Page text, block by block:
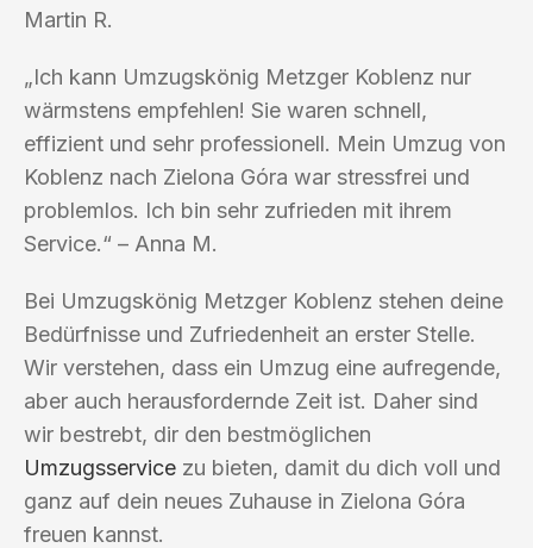
Martin R.
„Ich kann Umzugskönig Metzger Koblenz nur
wärmstens empfehlen! Sie waren schnell,
effizient und sehr professionell. Mein Umzug von
Koblenz nach Zielona Góra war stressfrei und
problemlos. Ich bin sehr zufrieden mit ihrem
Service.“ – Anna M.
Bei Umzugskönig Metzger Koblenz stehen deine
Bedürfnisse und Zufriedenheit an erster Stelle.
Wir verstehen, dass ein Umzug eine aufregende,
aber auch herausfordernde Zeit ist. Daher sind
wir bestrebt, dir den bestmöglichen
Umzugsservice zu bieten, damit du dich voll und
ganz auf dein neues Zuhause in Zielona Góra
freuen kannst.